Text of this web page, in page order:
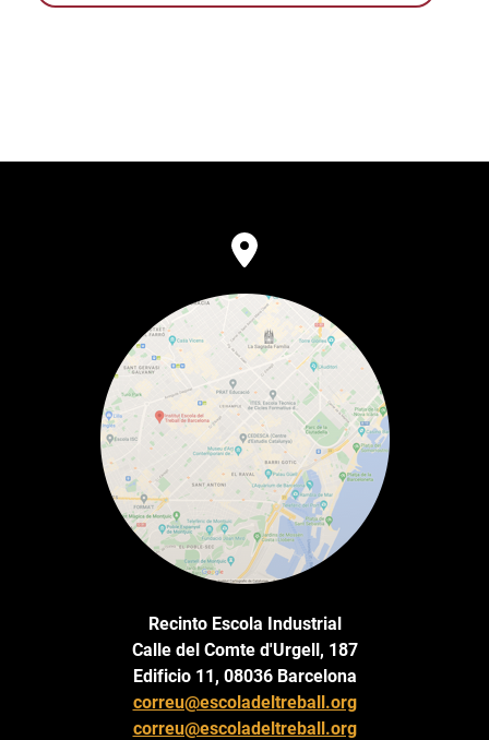
Recinto Escola Industrial
Calle del Comte d'Urgell, 187
Edificio 11, 08036 Barcelona
correu@escoladeltreball.org
correu@escoladeltreball.org